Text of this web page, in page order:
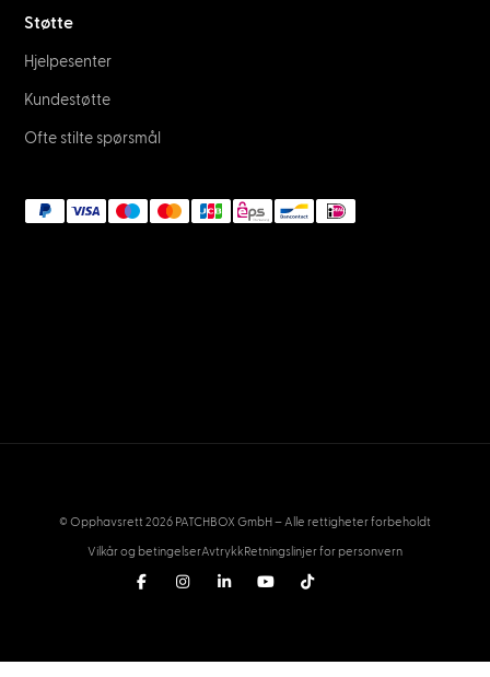
Støtte
Hjelpesenter
Kundestøtte
Ofte stilte spørsmål
© Opphavsrett 2026 PATCHBOX GmbH – Alle rettigheter forbeholdt
Vilkår og betingelserAvtrykkRetningslinjer for personvern